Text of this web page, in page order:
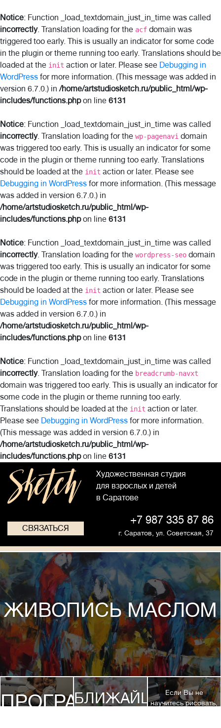
Notice: Function _load_textdomain_just_in_time was called
incorrectly. Translation loading for the acf domain was
triggered too early. This is usually an indicator for some code
in the plugin or theme running too early. Translations should be
loaded at the init action or later. Please see Debugging in
WordPress for more information. (This message was added in
version 6.7.0.) in/home/artstudiosketch.ru/public_html/wp-
includes/functions.phpon line 6131
Notice: Function _load_textdomain_just_in_time was called
incorrectly. Translation loading for the wp-pagenavi domain
was triggered too early. This is usually an indicator for some
code in the plugin or theme running too early. Translations
should be loaded at the init action or later. Please see
Debugging in WordPress for more information. (This message
was added in version 6.7.0.) in
/home/artstudiosketch.ru/public_html/wp-
includes/functions.phpon line 6131
Notice: Function _load_textdomain_just_in_time was called
incorrectly. Translation loading for the wordpress-seo domain
was triggered too early. This is usually an indicator for some
code in the plugin or theme running too early. Translations
should be loaded at the init action or later. Please see
Debugging in WordPress for more information. (This message
was added in version 6.7.0.) in
/home/artstudiosketch.ru/public_html/wp-
includes/functions.phpon line 6131
Notice: Function _load_textdomain_just_in_time was called
incorrectly. Translation loading for the breadcrumb-navxt
domain was triggered too early. This is usually an indicator for
some code in the plugin or theme running too early.
Translations should be loaded at the init action or later.
Please see Debugging in WordPress for more information.
(This message was added in version 6.7.0.) in
/home/artstudiosketch.ru/public_html/wp-
includes/functions.phpon line 6131
Художественная студия
для взрослых и детей
в Саратове
СВЯЗАТЬСЯ
+7 987 335 87 86
г. Саратов, ул. Советская, 37
ЖИВОПИСЬ МАСЛОМ
ПРОГРАММЫ
БЛИЖАЙШИЕЕсли Вы не
научитесь рисовать,